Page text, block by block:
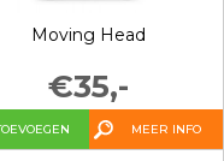
Moving Head
€35,-
MEER INFO